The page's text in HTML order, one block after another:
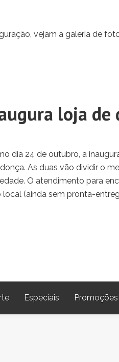
vejam a galeria de
loja de
dia 24 de outubro, a
As duas vão dividir o
O atendimento para
local (ainda sem pronta-
Especiais Promoções